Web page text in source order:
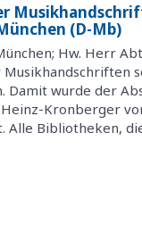
(D-Mb)
Hw. Herr
Musikhandschriften
wurde der
Kronberger
Alle Bibliotheken,